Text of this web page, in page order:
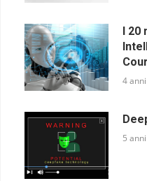
I 20
4
5